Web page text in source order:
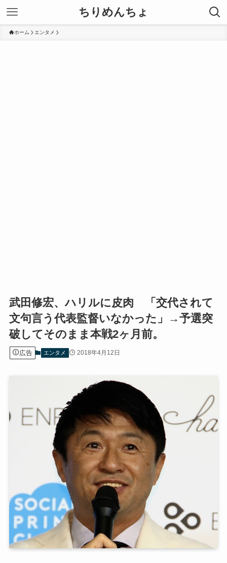
ちりめんちょ
ホーム エンタメ
武田修宏、ハリルに皮肉 「交代されて
文句言う代表監督いなかった」→予選突
破してそのまま本戦2ヶ月前。
広告 エンタメ 2018年4月12日